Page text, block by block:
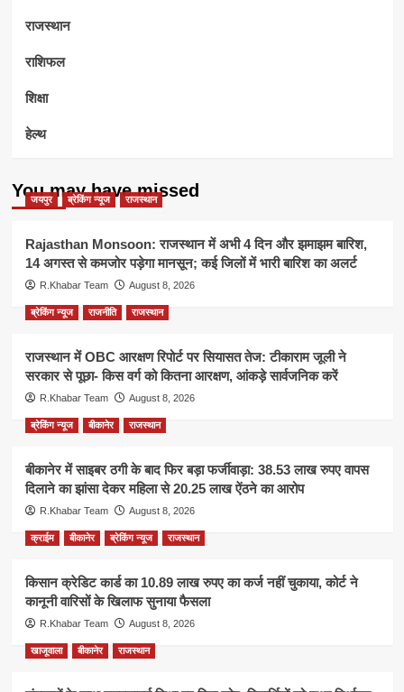
राजस्थान
राशिफल
शिक्षा
हेल्थ
You may have missed
जयपुर ब्रेकिंग न्यूज राजस्थान
Rajasthan Monsoon: राजस्थान में अभी 4 दिन और झमाझम बारिश,
14 अगस्त से कमजोर पड़ेगा मानसून; कई जिलों में भारी बारिश का अलर्ट
R.Khabar Team August 8, 2026
ब्रेकिंग न्यूज राजनीति राजस्थान
राजस्थान में OBC आरक्षण रिपोर्ट पर सियासत तेज: टीकाराम जूली ने
सरकार से पूछा- किस वर्ग को कितना आरक्षण, आंकड़े सार्वजनिक करें
R.Khabar Team August 8, 2026
ब्रेकिंग न्यूज बीकानेर राजस्थान
बीकानेर में साइबर ठगी के बाद फिर बड़ा फर्जीवाड़ा: 38.53 लाख रुपए वापस
दिलाने का झांसा देकर महिला से 20.25 लाख ऐंठने का आरोप
R.Khabar Team August 8, 2026
क्राईम बीकानेर ब्रेकिंग न्यूज राजस्थान
किसान क्रेडिट कार्ड का 10.89 लाख रुपए का कर्ज नहीं चुकाया, कोर्ट ने
कानूनी वारिसों के खिलाफ सुनाया फैसला
R.Khabar Team August 8, 2026
खाजूवाला बीकानेर राजस्थान